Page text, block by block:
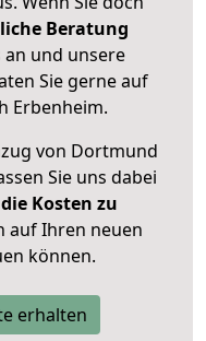
Beratung
an und unsere
Sie gerne auf
Erbenheim.
von Dortmund
Sie uns dabei
Kosten zu
auf Ihren neuen
können.
erhalten